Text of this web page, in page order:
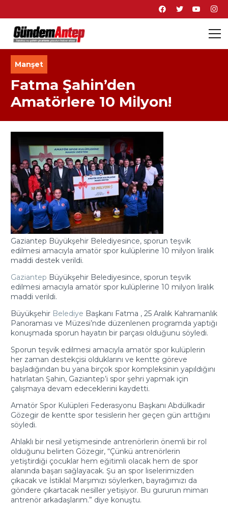
Manşet
Fatma Şahin’den
Amatörlere 10 Milyon!
Gaziantep Büyükşehir Belediyesince, sporun teşvik
edilmesi amacıyla amatör spor kulüplerine 10 milyon liralık
maddi destek verildi.
Gaziantep Büyükşehir Belediyesince, sporun teşvik
edilmesi amacıyla amatör spor kulüplerine 10 milyon liralık
maddi verildi.
Büyükşehir Belediye Başkanı Fatma , 25 Aralık Kahramanlık
Panoraması ve Müzesi’nde düzenlenen programda yaptığı
konuşmada sporun hayatın bir parçası olduğunu söyledi.
Sporun teşvik edilmesi amacıyla amatör spor kulüplerin
her zaman destekçisi olduklarını ve kentte göreve
başladığından bu yana birçok spor kompleksinin yapıldığını
hatırlatan Şahin, Gaziantep’i spor şehri yapmak için
çalışmaya devam edeceklerini kaydetti.
Amatör Spor Kulüpleri Federasyonu Başkanı Abdülkadir
Gözegir de kentte spor tesislerin her geçen gün arttığını
söyledi.
Ahlaklı bir nesil yetişmesinde antrenörlerin önemli bir rol
olduğunu belirten Gözegir, “Çünkü antrenörlerin
yetiştirdiği çocuklar hem eğitimli olacak hem de spor
alanında başarı sağlayacak. Şu an spor liselerimizden
çıkacak ve İstiklal Marşımızı söylerken, bayrağımızı da
göndere çıkartacak nesiller yetişiyor. Bu gururun mimarı
antrenör arkadaşlarım.” diye konuştu.